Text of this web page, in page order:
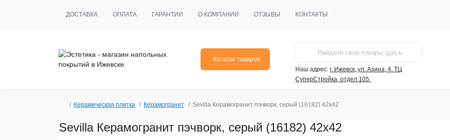
ДОСТАВКА ОПЛАТА ГАРАНТИИ О КОМПАНИИ ОТЗЫВЫ КОНТАКТЫ
Каталог товаров
Наш адрес: г. Ижевск, ул. Азина, 4. ТЦ
СуперСтройка, отдел 105.
Керамическая плитка Керамогранит Sevilla Керамогранит пэчворк, серый (16182) 42х42
Sevilla Керамогранит пэчворк, серый (16182) 42х42